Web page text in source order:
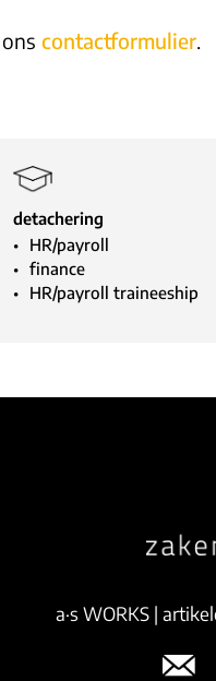
contactformulier.
detachering
HR/payroll
finance
HR/payroll traineeship
a·s WORKS |